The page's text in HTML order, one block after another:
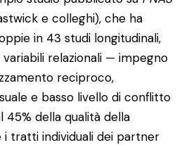
e colleghi), che ha
in 43 studi longitudinali,
relazionali — impegno
reciproco,
e basso livello di conflitto
45% della qualità della
i tratti individuali dei partner